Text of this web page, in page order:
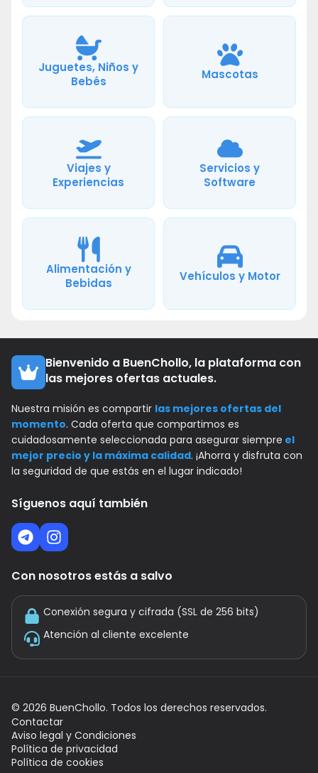
Juguetes, Niños y
Bebés
Mascotas
Viajes y
Experiencias
Servicios y
Software
Alimentación y
Bebidas
Vehículos y Motor
Bienvenido a BuenChollo, la plataforma con
las mejores ofertas actuales.
Nuestra misión es compartir las mejores ofertas del
momento. Cada oferta que compartimos es
cuidadosamente seleccionada para asegurar siempre el
mejor precio y la máxima calidad. ¡Ahorra y disfruta con
la seguridad de que estás en el lugar indicado!
Síguenos aquí también
Con nosotros estás a salvo
Conexión segura y cifrada (SSL de 256 bits)
Atención al cliente excelente
© 2026 BuenChollo. Todos los derechos reservados.
Contactar
Aviso legal y Condiciones
Política de privacidad
Política de cookies